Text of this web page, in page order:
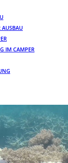
AUSBAU
IM CAMPER